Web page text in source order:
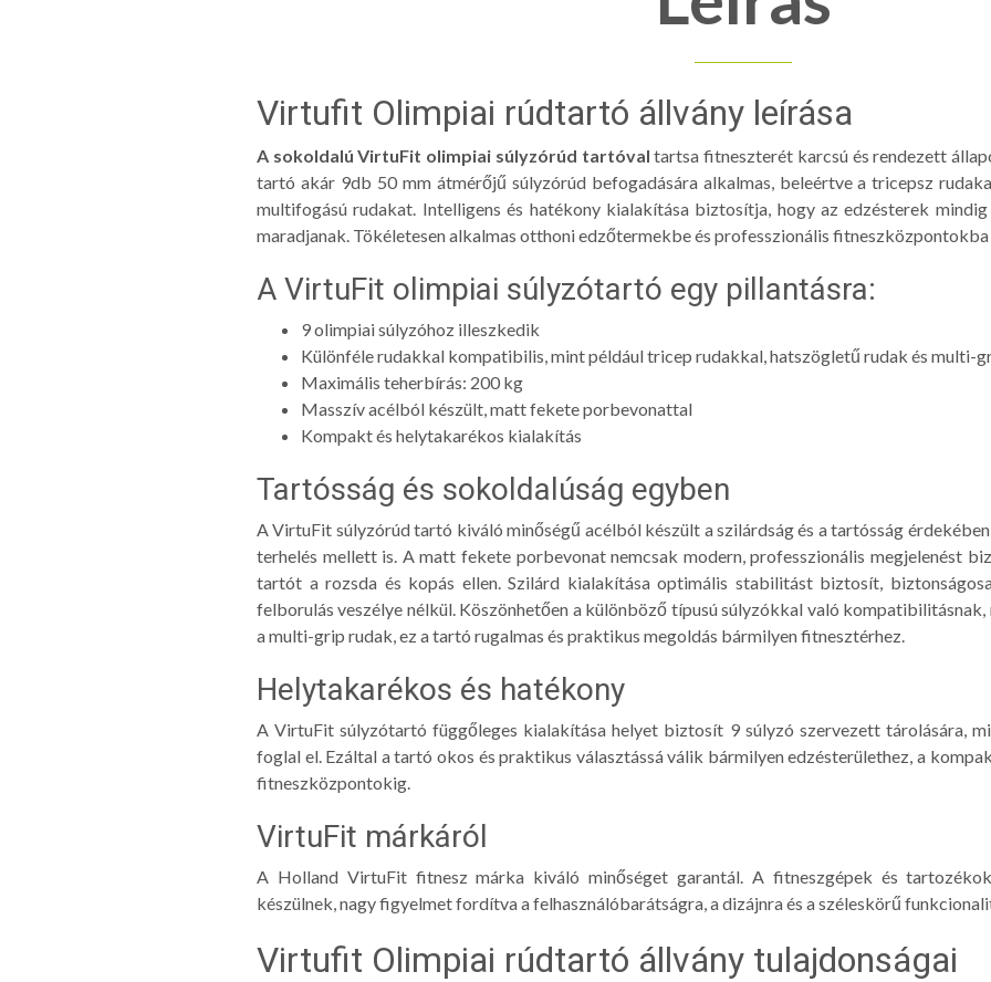
Virtufit Olimpiai rúdtartó állvány leírása
A sokoldalú VirtuFit olimpiai súlyzórúd tartóval tartsa fitneszterét karcsú és rendezett
tartó akár 9db 50 mm átmérőjű súlyzórúd befogadására alkalmas, beleértve a tricepsz
multifogású rudakat. Intelligens és hatékony kialakítása biztosítja, hogy az edzésterek
maradjanak. Tökéletesen alkalmas otthoni edzőtermekbe és professzionális
A VirtuFit olimpiai súlyzótartó egy pillantásra:
9 olimpiai súlyzóhoz illeszkedik
Különféle rudakkal kompatibilis, mint például tricep rudakkal, hatszögletű rudak és multi-
Maximális teherbírás: 200 kg
Masszív acélból készült, matt fekete porbevonattal
Kompakt és helytakarékos kialakítás
Tartósság és sokoldalúság egyben
A VirtuFit súlyzórúd tartó kiváló minőségű acélból készült a szilárdság és a tartósság
terhelés mellett is. A matt fekete porbevonat nemcsak modern, professzionális megjelenést
tartót a rozsda és kopás ellen. Szilárd kialakítása optimális stabilitást biztosít,
felborulás veszélye nélkül. Köszönhetően a különböző típusú súlyzókkal való
a multi-grip rudak, ez a tartó rugalmas és praktikus megoldás bármilyen fitnesztérhez.
Helytakarékos és hatékony
A VirtuFit súlyzótartó függőleges kialakítása helyet biztosít 9 súlyzó szervezett tárolására,
foglal el. Ezáltal a tartó okos és praktikus választássá válik bármilyen edzésterülethez, a
fitneszközpontokig.
VirtuFit márkáról
A Holland VirtuFit fitnesz márka kiváló minőséget garantál. A fitneszgépek és
készülnek, nagy figyelmet fordítva a felhasználóbarátságra, a dizájnra és a széleskörű
Virtufit Olimpiai rúdtartó állvány tulajdonságai